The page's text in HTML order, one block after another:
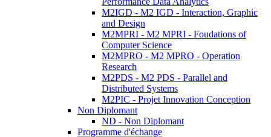
M2IGD - M2 IGD - Interaction, Graphic
and Design
M2MPRI - M2 MPRI - Foudations of
Computer Science
M2MPRO - M2 MPRO - Operation
Research
M2PDS - M2 PDS - Parallel and
Distributed Systems
M2PIC - Projet Innovation Conception
Non Diplomant
ND - Non Diplomant
Programme d'échange